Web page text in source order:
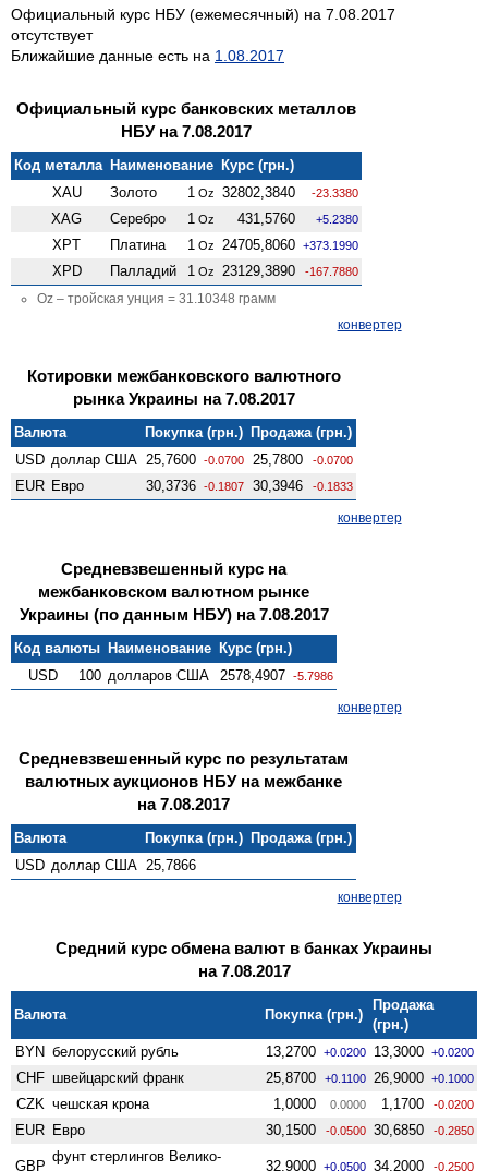
Официальный курс НБУ (ежемесячный) на 7.08.2017
отсутствует
Ближайшие данные есть на 1.08.2017
Официальный курс банковских металлов
НБУ на 7.08.2017
Код металла Наименование Курс (грн.)
XAU
Золото 1 Oz 32802,3840 -23.3380
XAG Серебро 1 Oz 431,5760 +5.2380
XPT Платина 1 Oz 24705,8060 +373.1990
XPD Палладий 1 Oz 23129,3890 -167.7880
Oz – тройская унция = 31.10348 грамм
конвертер
Котировки межбанковского валютного
рынка Украины на 7.08.2017
Валюта Покупка (грн.) Продажа (грн.)
USD доллар США 25,7600 -0.0700 25,7800 -0.0700
EUR Евро 30,3736 -0.1807 30,3946 -0.1833
конвертер
Средневзвешенный курс на
межбанковском валютном рынке
Украины (по данным НБУ) на 7.08.2017
Код валюты Наименование Курс (грн.)
USD
100 долларов США 2578,4907 -5.7986
конвертер
Средневзвешенный курс по результатам
валютных аукционов НБУ на межбанке
на 7.08.2017
Валюта Покупка (грн.) Продажа (грн.)
USD доллар США 25,7866
конвертер
Средний курс обмена валют в банках Украины
на 7.08.2017
Валюта Покупка (грн.)
Продажа
(грн.)
BYN белорусский рубль 13,2700 +0.0200 13,3000 +0.0200
CHF швейцарский франк 25,8700 +0.1100 26,9000 +0.1000
CZK чешская крона 1,0000 0.0000 1,1700 -0.0200
EUR Евро 30,1500 -0.0500 30,6850 -0.2850
GBP
фунт стерлингов Велико­
32,9000 +0.0500 34,2000 -0.2500